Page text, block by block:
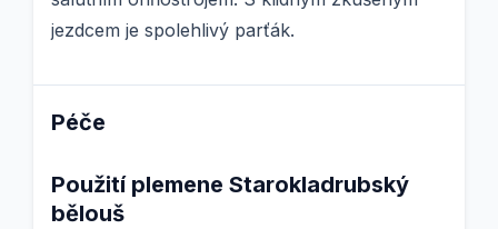
jezdcem je spolehlivý parťák.
Péče
Použití plemene Starokladrubský
bělouš